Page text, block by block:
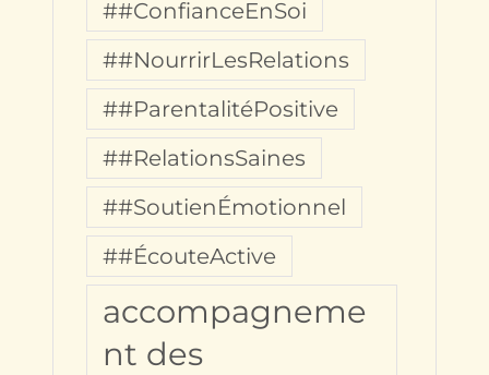
##ConfianceEnSoi
##NourrirLesRelations
##ParentalitéPositive
##RelationsSaines
##SoutienÉmotionnel
##ÉcouteActive
accompagneme
nt des